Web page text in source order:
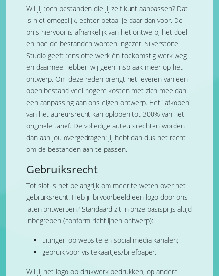
Wil jij toch bestanden die jij zelf kunt aanpassen? Dat
is niet omogelijk, echter betaal je daar dan voor. De
prijs hiervoor is afhankelijk van het ontwerp, het doel
en hoe de bestanden worden ingezet. Silverstone
Studio geeft tenslotte werk én toekomstig werk weg
en daarmee hebben wij geen inspraak meer op het
ontwerp. Om deze reden brengt het leveren van een
open bestand veel hogere kosten met zich mee dan
een aanpassing aan ons eigen ontwerp. Het "afkopen"
van het aureursrecht kan oplopen tot 300% van het
originele tarief. De volledige auteursrechten worden
dan aan jou overgedragen: jij hebt dan dus het recht
om de bestanden aan te passen.
Gebruiksrecht
Tot slot is het belangrijk om meer te weten over het
gebruiksrecht. Heb jij bijvoorbeeld een logo door ons
laten ontwerpen? Standaard zit in onze basisprijs altijd
inbegrepen (conform richtlijnen ontwerp):
uitingen op website en social media kanalen;
gebruik voor visitekaartjes/briefpaper.
Wil jij het logo op drukwerk bedrukken, op andere